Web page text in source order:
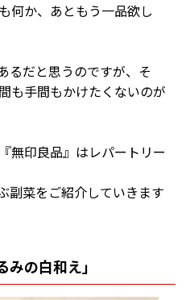
何か、あともう一品欲し
るだと思うのですが、そ
も手間もかけたくないのが
無印良品』はレパートリー
副菜をご紹介していきます
みの白和え」